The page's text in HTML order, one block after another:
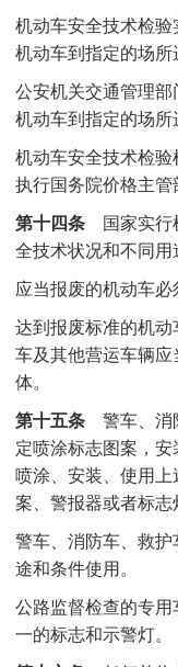
机动车安全技术检
机动车到指定的场所
公安机关交通管理
机动车到指定的场所
机动车安全技术检
执行国务院价格主管
第十四条 国家实
全技术状况和不同用
应当报废的机动车必
达到报废标准的机
车及其他营运车辆
体。
第十五条警车、
定喷涂标志图案，
喷涂、安装、使用
案、警报器或者标志
警车、消防车、救
途和条件使用。
公路监督检查的专
一的标志和示警灯。